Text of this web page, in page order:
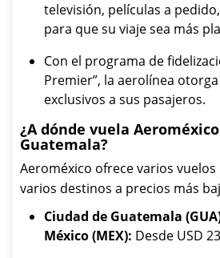
televisión, películas a
para que su viaje sea más
Con el programa de
Premier”, la aerolínea
exclusivos a sus pasajeros.
¿A dónde vuela
Guatemala?
Aeroméxico ofrece varios vuelos
varios destinos a precios más
Ciudad de Guatemala
México (MEX): Desde USD